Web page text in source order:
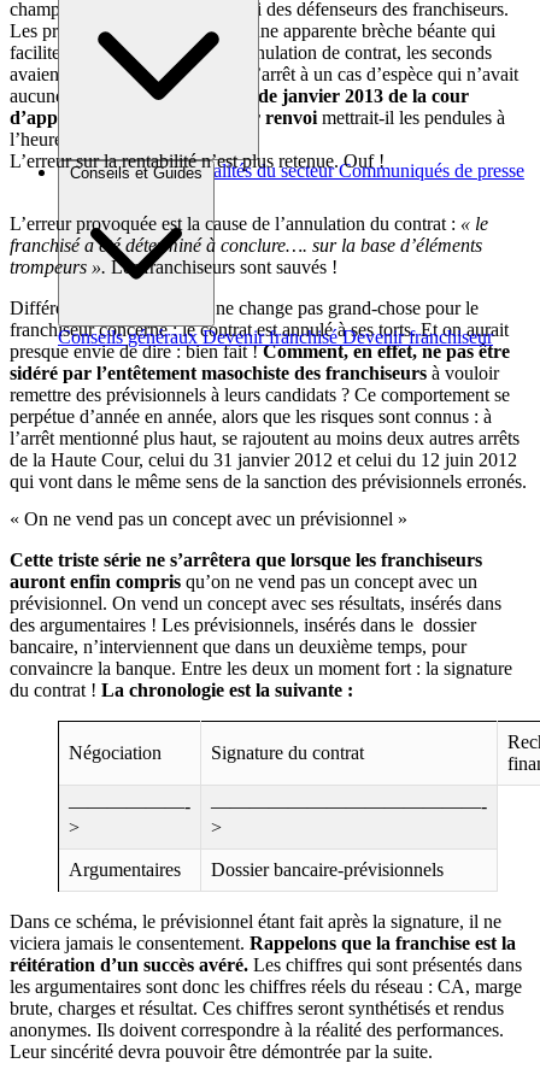
Brèves et actusActualités du secteur Communiqués de presse
Conseils et Guides
Conseils généraux Devenir franchisé Devenir franchiseur
champions des franchisés et celui des défenseurs des franchiseurs.
Les premiers s’étaient réjouis d’une apparente brèche béante qui
faciliterait bien des actions en annulation de contrat, les seconds
avaient fait semblant de réduire l’arrêt à un cas d’espèce qui n’avait
aucune valeur générale.
L’arrêt de janvier 2013 de la cour
d’appel de Paris, prononcé sur renvoi mettrait-il les pendules à
l’heure ?
L’erreur sur la rentabilité n’est plus retenue. Ouf !
L’erreur provoquée est la cause de l’annulation du contrat : « le
franchisé a été déterminé à conclure…. sur la base d’éléments
trompeurs ». Les franchiseurs sont sauvés !
Différence bien subtile qui ne change pas grand-chose pour le
franchiseur concerné : le contrat est annulé à ses torts. Et on aurait
presque envie de dire : bien fait !Comment, en effet, ne pas être
sidéré par l’entêtement masochiste des franchiseurs à vouloir
remettre des prévisionnels à leurs candidats ? Ce comportement se
perpétue d’année en année, alors que les risques sont connus : à
l’arrêt mentionné plus haut, se rajoutent au moins deux autres arrêts
de la Haute Cour, celui du 31 janvier 2012 et celui du 12 juin 2012
qui vont dans le même sens de la sanction des prévisionnels erronés.
« On ne vend pas un concept avec un prévisionnel »
Cette triste série ne s’arrêtera que lorsque les franchiseurs
auront enfin compris qu’on ne vend pas un concept avec un
prévisionnel. On vend un concept avec ses résultats, insérés dans
des argumentaires ! Les prévisionnels, insérés dans le dossier
bancaire, n’interviennent que dans un deuxième temps, pour
convaincre la banque. Entre les deux un moment fort : la signature
du contrat ! La chronologie est la suivante :
Négociation Signature du contrat
——————-
>
——————————————-
>
Argumentaires Dossier bancaire-prévisionnels
Dans ce schéma, le prévisionnel étant fait après la signature, il ne
viciera jamais le consentement. Rappelons que la franchise est la
réitération d’un succès avéré. Les chiffres qui sont présentés dans
les argumentaires sont donc les chiffres réels du réseau : CA, marge
brute, charges et résultat. Ces chiffres seront synthétisés et rendus
anonymes. Ils doivent correspondre à la réalité des performances.
Leur sincérité devra pouvoir être démontrée par la suite.